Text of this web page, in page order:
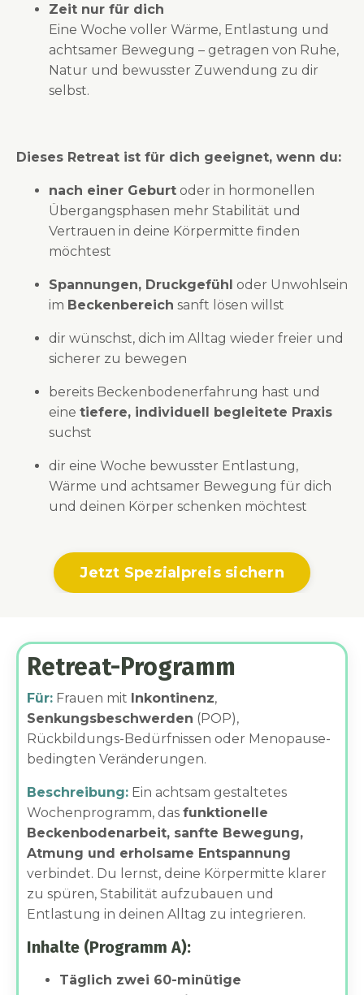
Zeit nur für dich
Eine Woche voller Wärme, Entlastung und
achtsamer Bewegung – getragen von Ruhe,
Natur und bewusster Zuwendung zu dir
selbst.
Dieses Retreat ist für dich geeignet, wenn du:
nach einer Geburt oder in hormonellen
Übergangsphasen mehr Stabilität und
Vertrauen in deine Körpermitte finden
möchtest
Spannungen, Druckgefühl oder Unwohlsein
im Beckenbereich sanft lösen willst
dir wünschst, dich im Alltag wieder freier und
sicherer zu bewegen
bereits Beckenbodenerfahrung hast und
eine tiefere, individuell begleitete Praxis
suchst
dir eine Woche bewusster Entlastung,
Wärme und achtsamer Bewegung für dich
und deinen Körper schenken möchtest
Jetzt Spezialpreis sichern
Retreat-Programm
Für: Frauen mit Inkontinenz,
Senkungsbeschwerden (POP),
Rückbildungs-Bedürfnissen oder Menopause-
bedingten Veränderungen.
Beschreibung: Ein achtsam gestaltetes
Wochenprogramm, das funktionelle
Beckenbodenarbeit, sanfte Bewegung,
Atmung und erholsame Entspannung
verbindet. Du lernst, deine Körpermitte klarer
zu spüren, Stabilität aufzubauen und
Entlastung in deinen Alltag zu integrieren.
Inhalte (Programm A):
Täglich zwei 60-minütige